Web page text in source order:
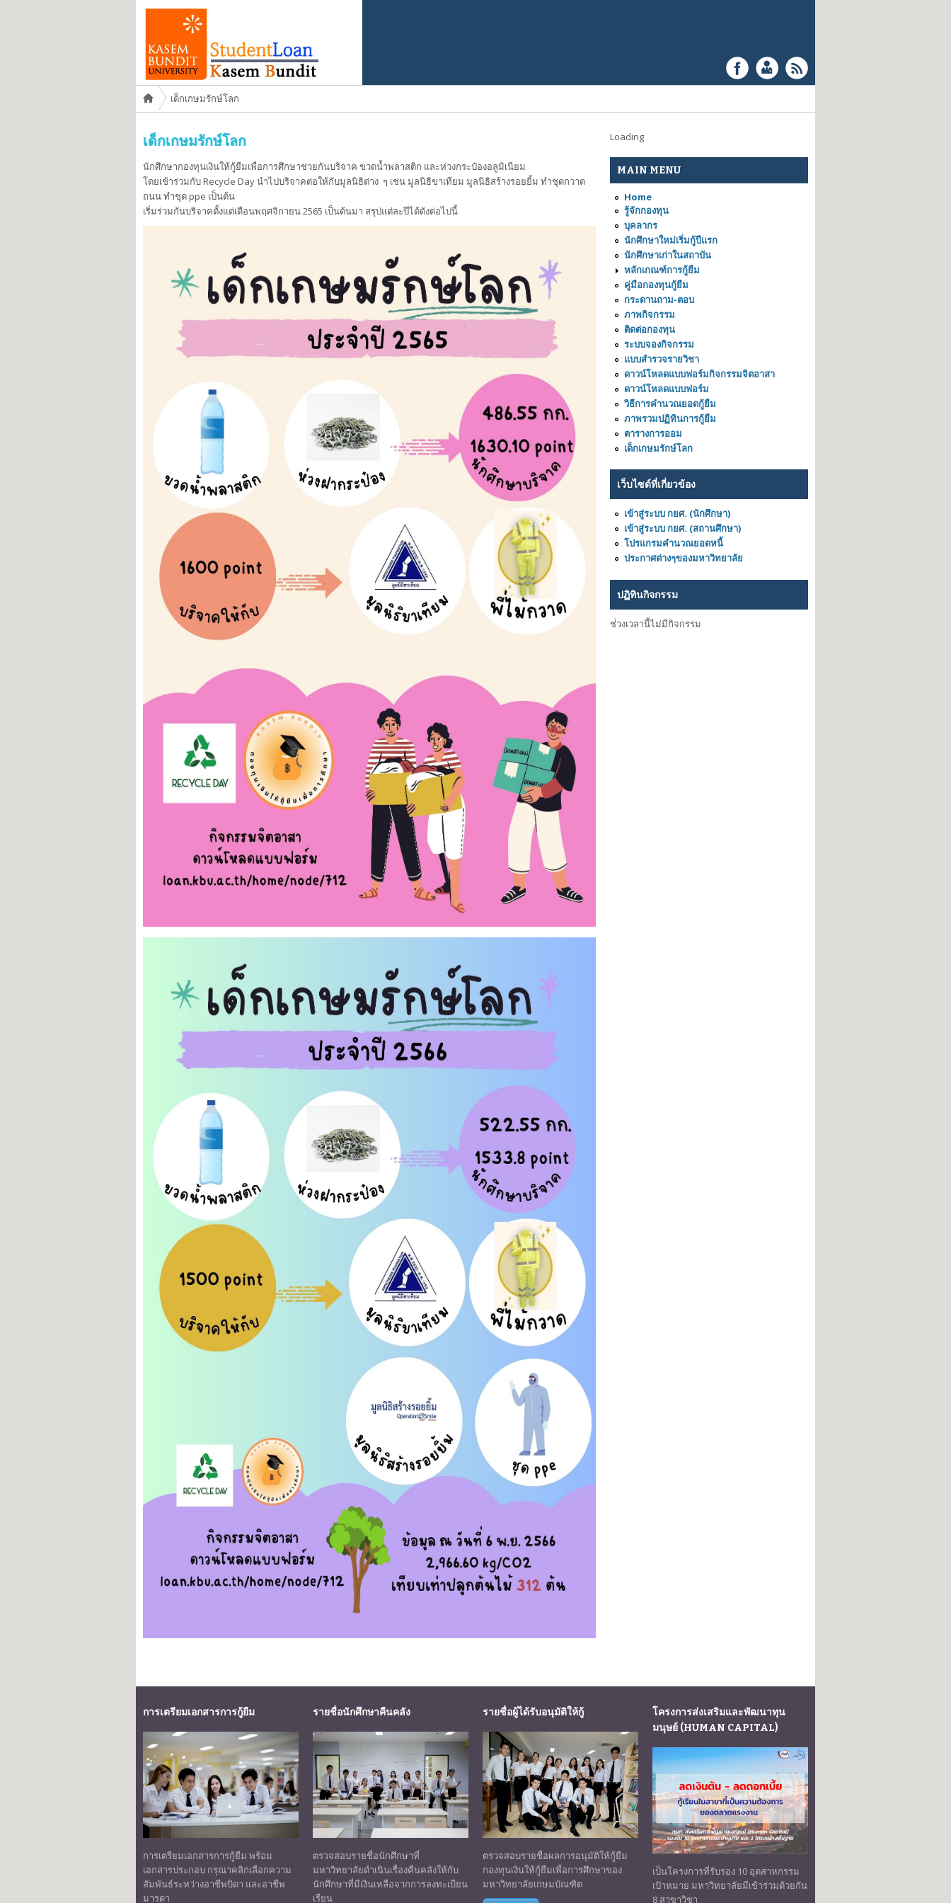
You are here
เด็กเกษมรักษ์โลก
เด็กเกษมรักษ์โลก
นักศึกษากองทุนเงินให้กู้ยืมเพื่อการศึกษาช่วยกันบริจาค ขวดน้ำพลาสติก และห่วงกระป๋องอลูมิเนียม
โดยเข้าร่วมกับ Recycle Day นำไปบริจาคต่อให้กับมูลนิธิต่าง ๆ เช่น มูลนิธิขาเทียม มูลนิธิสร้างรอยยิ้ม ทำชุดกวาด
ถนน ทำชุด ppe เป็นต้น
เริ่มร่วมกันบริจาคตั้งแต่เดือนพฤศจิกายน 2565 เป็นต้นมา สรุปแต่ละปีได้ดังต่อไปนี้
Loading
MAIN MENU
Home
รู้จักกองทุน
บุคลากร
นักศึกษาใหม่เริ่มกู้ปีแรก
นักศึกษาเก่าในสถาบัน
หลักเกณฑ์การกู้ยืม
คู่มือกองทุนกู้ยืม
กระดานถาม-ตอบ
ภาพกิจกรรม
ติดต่อกองทุน
ระบบจองกิจกรรม
แบบสำรวจรายวิชา
ดาวน์โหลดแบบฟอร์มกิจกรรมจิตอาสา
ดาวน์โหลดแบบฟอร์ม
วิธีการคำนวณยอดกู้ยืม
ภาพรวมปฏิทินการกู้ยืม
ตารางการออม
เด็กเกษมรักษ์โลก
เว็บไซด์ที่เกี่ยวข้อง
เข้าสู่ระบบ กยศ. (นักศึกษา)
เข้าสู่ระบบ กยศ. (สถานศึกษา)
โปรแกรมคำนวณยอดหนี้
ประกาศต่างๆของมหาวิทยาลัย
ปฏิทินกิจกรรม
ช่่วงเวลานี้ไม่มีกิจกรรม
การเตรียมเอกสารการกู้ยืม
การเตรียมเอกสารการกู้ยืม พร้อม
เอกสารประกอบ กรุณาคลิกเลือกความ
สัมพันธ์ระหว่างอาชีพบิดา และอาชีพ
มารดา
รายชื่อนักศึกษาคืนคลัง
ตรวจสอบรายชื่อนักศึกษาที่
มหาวิทยาลัยดำเนินเรื่องคืนคลังให้กับ
นักศึกษาที่มีเงินเหลือจากการลงทะเบียน
เรียน
รายชื่อผู้ได้รับอนุมัติให้กู้
ตรวจสอบรายชื่อผลการอนุมัติให้กู้ยืม
กองทุนเงินให้กู้ยืมเพื่อการศึกษาของ
มหาวิทยาลัยเกษมบัณฑิต
โครงการส่งเสริมและพัฒนาทุน
มนุษย์ (HUMAN CAPITAL)
เป็นโครงการที่รับรอง 10 อุตสาหกรรม
เป้าหมาย มหาวิทยาลัยมีเข้าร่วมด้วยกัน
8 สาขาวิชา